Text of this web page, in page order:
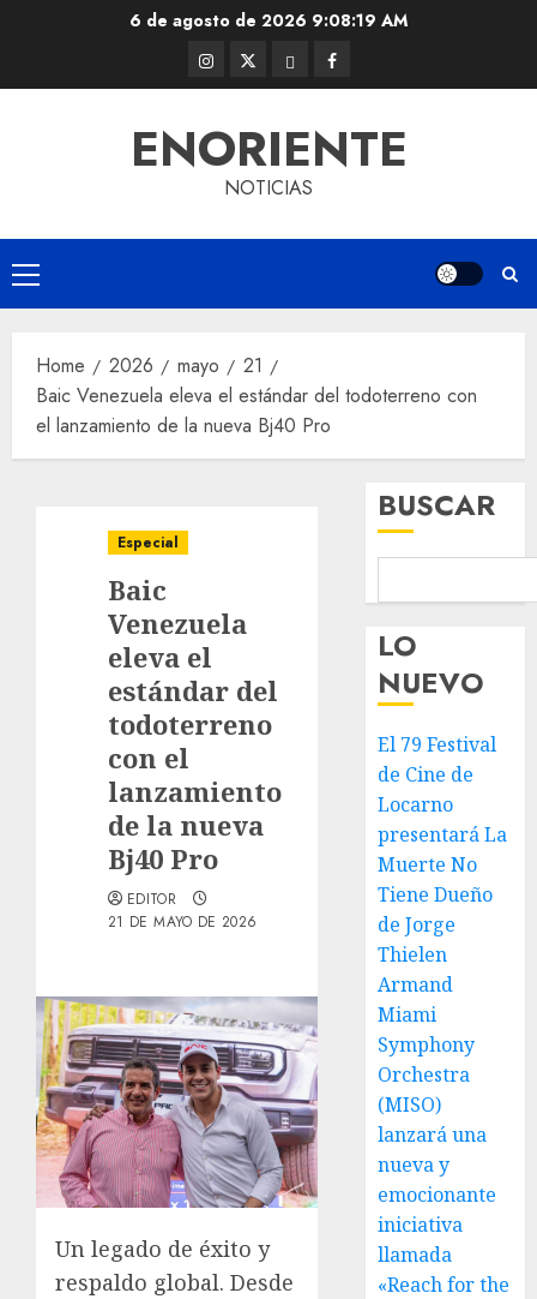
6 de agosto de 2026 9:08:19 AM
Instagram
@EnOriente
Twitter
(X)
ThreadsFacebook
ENORIENTE
NOTICIAS
Primary
Menu
Home 2026 mayo
21
Baic Venezuela eleva el estándar del todoterreno con
el lanzamiento de la nueva Bj40 Pro
Especial
Baic
Venezuela
eleva el
estándar del
todoterreno
con el
lanzamiento
de la nueva
Bj40 Pro
EDITOR
21 DE MAYO DE 2026
Un legado de éxito y
respaldo global. Desde
BUSCAR
LO
NUEVO
El 79 Festival
de Cine de
Locarno
presentará La
Muerte No
Tiene Dueño
de Jorge
Thielen
Armand
Miami
Symphony
Orchestra
(MISO)
lanzará una
nueva y
emocionante
iniciativa
llamada
«Reach for the